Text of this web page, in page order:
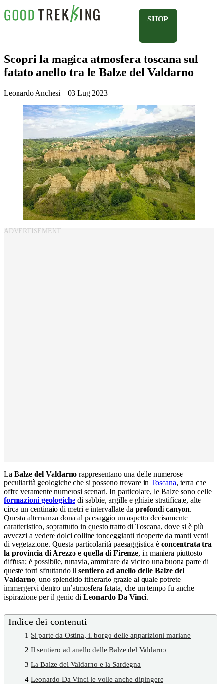
SHOP
Scopri la magica atmosfera toscana sul
fatato anello tra le Balze del Valdarno
Leonardo Anchesi | 03 Lug 2023
La Balze del Valdarno rappresentano una delle numerose
peculiarità geologiche che si possono trovare in Toscana, terra che
offre veramente numerosi scenari. In particolare, le Balze sono delle
formazioni geologiche di sabbie, argille e ghiaie stratificate, alte
circa un centinaio di metri e intervallate da profondi canyon.
Questa alternanza dona al paesaggio un aspetto decisamente
caratteristico, soprattutto in questo tratto di Toscana, dove si è più
avvezzi a vedere dolci colline tondeggianti ricoperte da manti verdi
di vegetazione. Questa particolarità paesaggistica è concentrata tra
la provincia di Arezzo e quella di Firenze, in maniera piuttosto
diffusa; è possibile, tuttavia, ammirare da vicino una buona parte di
queste torri sfruttando il sentiero ad anello delle Balze del
Valdarno, uno splendido itinerario grazie al quale potrete
immergervi dentro un’atmosfera fatata, che un tempo fu anche
ispirazione per il genio di Leonardo Da Vinci.
Indice dei contenuti
1 Si parte da Ostina, il borgo delle apparizioni mariane
2 Il sentiero ad anello delle Balze del Valdarno
3 La Balze del Valdarno e la Sardegna
4 Leonardo Da Vinci le volle anche dipingere